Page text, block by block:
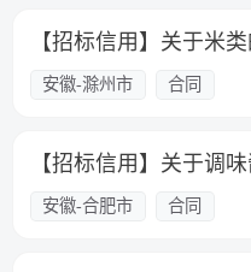
【招标信用】关于米
安徽-滁州市 合同
【招标信用】关于调
安徽-合肥市 合同